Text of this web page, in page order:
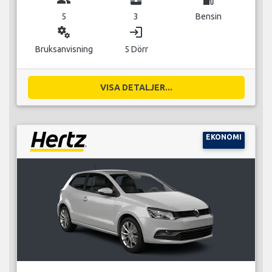
5 3 Bensin
miscellaneous_services
Bruksanvisning
login
5 Dörr
VISA DETALJER...
EKONOMI